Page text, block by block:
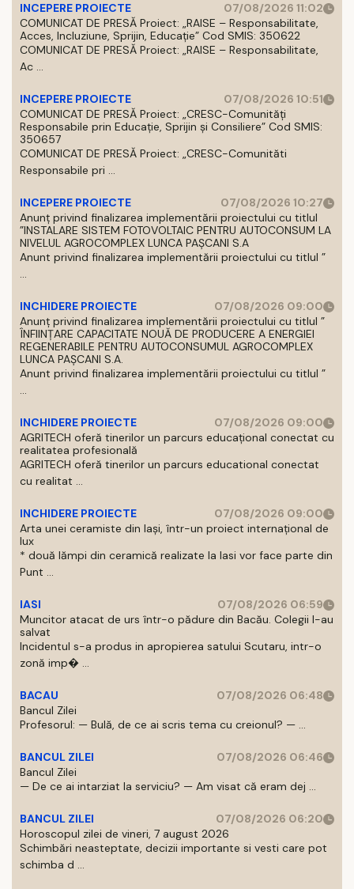
INCEPERE PROIECTE
07/08/2026 11:02
COMUNICAT DE PRESĂ Proiect: „RAISE – Responsabilitate,
Acces, Incluziune, Sprijin, Educație” Cod SMIS: 350622
COMUNICAT DE PRESĂ Proiect: „RAISE – Responsabilitate,
Ac ...
INCEPERE PROIECTE
07/08/2026 10:51
COMUNICAT DE PRESĂ Proiect: „CRESC-Comunități
Responsabile prin Educație, Sprijin și Consiliere” Cod SMIS:
350657
COMUNICAT DE PRESĂ Proiect: „CRESC-Comunităti
Responsabile pri ...
INCEPERE PROIECTE
07/08/2026 10:27
Anunț privind finalizarea implementării proiectului cu titlul
”INSTALARE SISTEM FOTOVOLTAIC PENTRU AUTOCONSUM LA
NIVELUL AGROCOMPLEX LUNCA PAȘCANI S.A
Anunt privind finalizarea implementării proiectului cu titlul ”
...
INCHIDERE PROIECTE
07/08/2026 09:00
Anunț privind finalizarea implementării proiectului cu titlul ”
ÎNFIINȚARE CAPACITATE NOUĂ DE PRODUCERE A ENERGIEI
REGENERABILE PENTRU AUTOCONSUMUL AGROCOMPLEX
LUNCA PAȘCANI S.A.
Anunt privind finalizarea implementării proiectului cu titlul ”
...
INCHIDERE PROIECTE
07/08/2026 09:00
AGRITECH oferă tinerilor un parcurs educațional conectat cu
realitatea profesională
AGRITECH oferă tinerilor un parcurs educational conectat
cu realitat ...
INCHIDERE PROIECTE
07/08/2026 09:00
Arta unei ceramiste din Iași, într-un proiect internațional de
lux
* două lămpi din ceramică realizate la Iasi vor face parte din
Punt ...
IASI
07/08/2026 06:59
Muncitor atacat de urs într-o pădure din Bacău. Colegii l-au
salvat
Incidentul s-a produs in apropierea satului Scutaru, intr-o
zonă imp� ...
BACAU
07/08/2026 06:48
Bancul Zilei
Profesorul: — Bulă, de ce ai scris tema cu creionul? — ...
BANCUL ZILEI
07/08/2026 06:46
Bancul Zilei
— De ce ai intarziat la serviciu? — Am visat că eram dej ...
BANCUL ZILEI
07/08/2026 06:20
Horoscopul zilei de vineri, 7 august 2026
Schimbări neasteptate, decizii importante si vesti care pot
schimba d ...